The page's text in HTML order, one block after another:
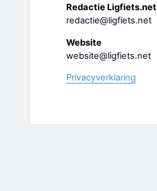
Redactie Ligfiets.net
redactie@ligfiets.net
Website
website@ligfiets.net
Privacyverklaring